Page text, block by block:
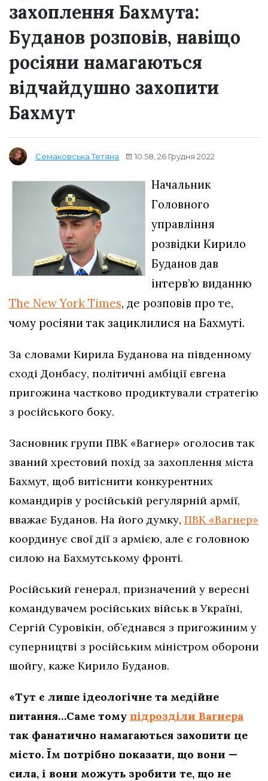
захоплення Бахмута:
Буданов розповів, навіщо
росіяни намагаються
відчайдушно захопити
Бахмут
Семаковська Тетяна 10:58, 26 Грудня 2022
Начальник
Головного
управління
розвідки Кирило
Буданов дав
інтерв’ю виданню
The New York Times, де розповів про те,
чому росіяни так зациклилися на Бахмуті.
За словами Кирила Буданова на південному
сході Донбасу, політичні амбіції євгена
пригожина частково продиктували стратегію
з російського боку.
Засновник групи ПВК «Вагнер» оголосив так
званий хрестовий похід за захоплення міста
Бахмут, щоб витіснити конкурентних
командирів у російській регулярній армії,
вважає Буданов. На його думку, ПВК «Вагнер»
координує свої дії з армією, але є головною
силою на Бахмутському фронті.
Російський генерал, призначений у вересні
командувачем російських військ в Україні,
Сергій Суровікін, об’єднався з пригожиним у
суперництві з російським міністром оборони
шойгу, каже Кирило Буданов.
«Тут є лише ідеологічне та медійне
питання…Саме тому підрозділи Вагнера
так фанатично намагаються захопити це
місто. Їм потрібно показати, що вони —
сила, і вони можуть зробити те, що не